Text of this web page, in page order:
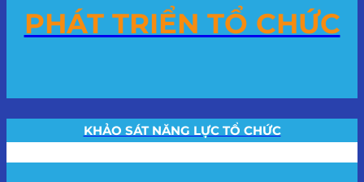
PHÁT TRIỂN TỔ CHỨC
KHẢO SÁT NĂNG LỰC TỔ CHỨC